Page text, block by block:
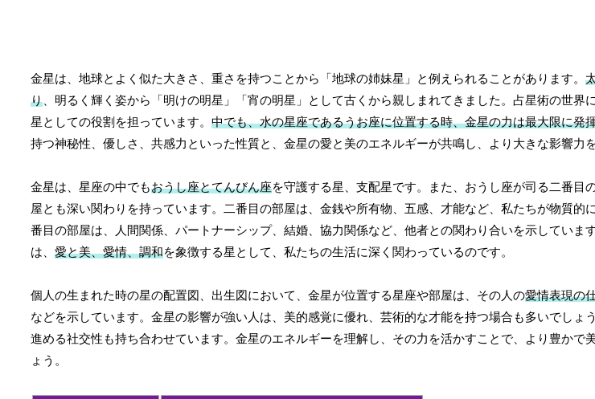
金星は、地球とよく似た大きさ、重さを持つことから「地球の姉妹星」と例えられることがあります。
り 、明るく輝く姿から「明けの明星」「宵の明星」として古くから親しまれてきました。占星術の世界
星としての役割を担っています。 中でも、水の星座であるうお座に位置する時、金星の力は最大限に発
持つ神秘性、優しさ、共感力といった性質と、金星の愛と美のエネルギーが共鳴し、より大きな影響力
金星は、星座の中でもおうし座とてんびん座を守護する星、支配星です。また、おうし座が司る二番目
屋とも深い関わりを持っています。二番目の部屋は、金銭や所有物、五感、才能など、私たちが物質的
番目の部屋は、人間関係、パートナーシップ、結婚、協力関係など、他者との関わり合いを示していま
は、 愛と美、愛情、調和を象徴する星として、私たちの生活に深く関わっているのです。
個人の生まれた時の星の配置図、出生図において、金星が位置する星座や部屋は、その人の愛情表現の
などを示しています。金星の影響が強い人は、美的感覚に優れ、芸術的な才能を持つ場合も多いでしょ
進める社交性も持ち合わせています。金星のエネルギーを理解し、その力を活かすことで、より豊かで
ょう。